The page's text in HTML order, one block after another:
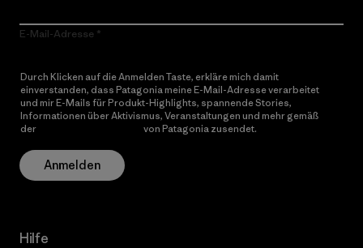
E-Mail-Adresse
Durch Klicken auf die Anmelden Taste, erkläre mich damit
einverstanden, dass Patagonia meine E-Mail-Adresse verarbeitet
und mir E-Mails für Produkt-Highlights, spannende Stories,
Informationen über Aktivismus, Veranstaltungen und mehr gemäß
der
von Patagonia zusendet.
Anmelden
Hilfe